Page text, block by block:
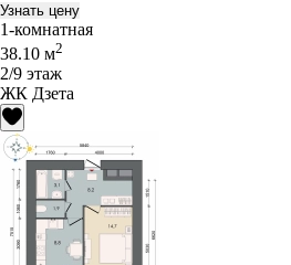
Узнать цену
1-комнатная
38.10 м2
2/9 этаж
ЖК Дзета